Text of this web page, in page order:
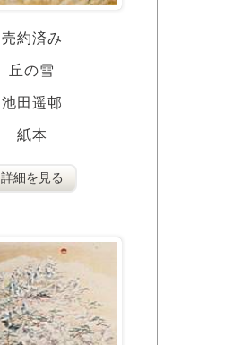
売約済み
丘の雪
池田遥邨
紙本
詳細を見る